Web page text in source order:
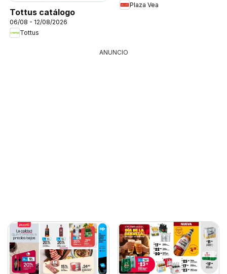
Tottus catálogo
06/08 - 12/08/2026
Tottus
Plaza Vea
ANUNCIO